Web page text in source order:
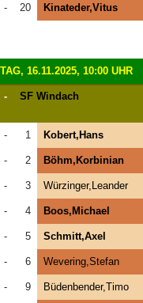
- 20 Kinateder,Vitus
16.11.2025, 10:00 UHR
- SF Windach
- 1 Kobert,Hans
- 2 Böhm,Korbinian
- 3 Würzinger,Leander
- 4 Boos,Michael
- 5 Schmitt,Axel
- 6 Wevering,Stefan
- 9 Büdenbender,Timo